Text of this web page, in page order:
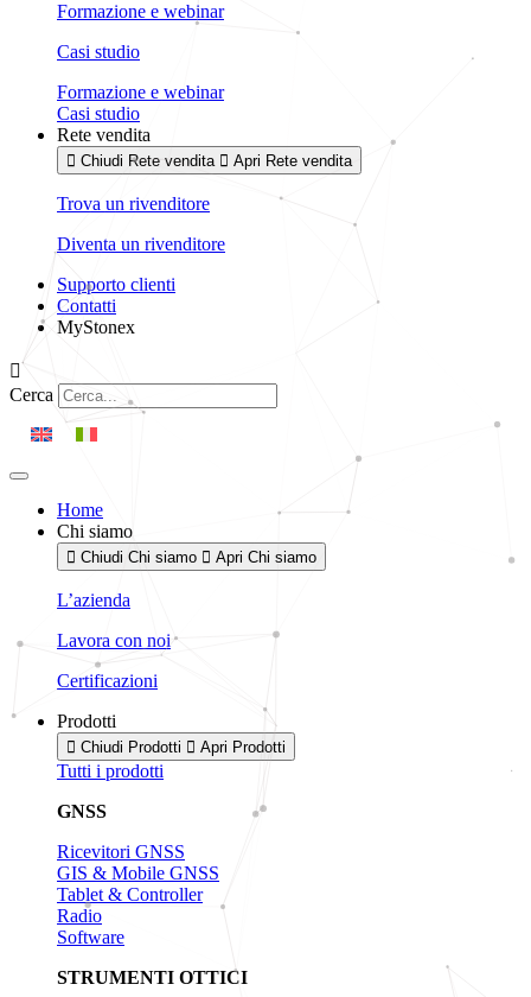
Formazione e webinar
Casi studio
Formazione e webinar
Casi studio
Rete vendita
Chiudi Rete vendita Apri Rete vendita
Trova un rivenditore
Diventa un rivenditore
Supporto clienti
Contatti
MyStonex
Cerca
Home
Chi siamo
Chiudi Chi siamo Apri Chi siamo
L’azienda
Lavora con noi
Certificazioni
Prodotti
Chiudi Prodotti Apri Prodotti
Tutti i prodotti
GNSS
Ricevitori GNSS
GIS & Mobile GNSS
Tablet & Controller
Radio
Software
STRUMENTI OTTICI